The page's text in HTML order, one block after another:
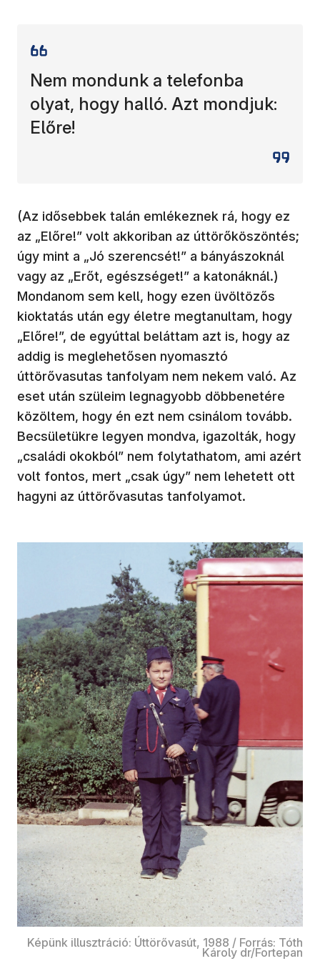
Nem mondunk a telefonba
olyat, hogy halló. Azt mondjuk:
Előre!
(Az idősebbek talán emlékeznek rá, hogy ez
az „Előre!” volt akkoriban az úttörőköszöntés;
úgy mint a „Jó szerencsét!” a bányászoknál
vagy az „Erőt, egészséget!” a katonáknál.)
Mondanom sem kell, hogy ezen üvöltözős
kioktatás után egy életre megtanultam, hogy
„Előre!”, de egyúttal beláttam azt is, hogy az
addig is meglehetősen nyomasztó
úttörővasutas tanfolyam nem nekem való. Az
eset után szüleim legnagyobb döbbenetére
közöltem, hogy én ezt nem csinálom tovább.
Becsületükre legyen mondva, igazolták, hogy
„családi okokból” nem folytathatom, ami azért
volt fontos, mert „csak úgy” nem lehetett ott
hagyni az úttörővasutas tanfolyamot.
Képünk illusztráció: Úttörővasút, 1988 / Forrás: Tóth
Károly dr/Fortepan